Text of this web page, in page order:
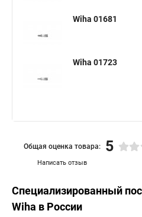
Wiha 01681
Wiha 01723
Написать отзыв
Общая оценка товара: 5
Специализированный
Wiha в России